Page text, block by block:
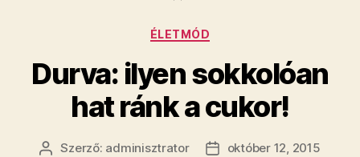
Kategóriák
ÉLETMÓD
Durva: ilyen sokkolóan
hat ránk a cukor!
Bejegyzés
Szerző: adminisztrator
Bejegyzés
október 12, 2015